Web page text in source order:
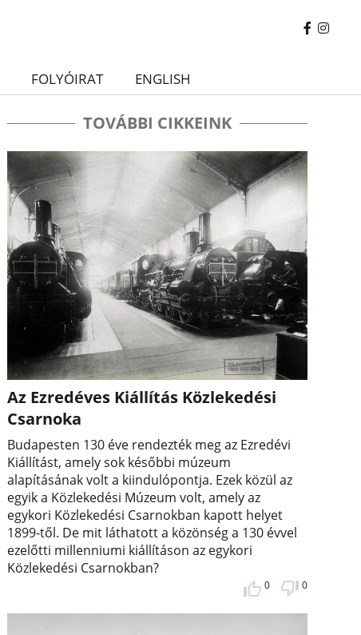
FOLYÓIRAT ENGLISH
TOVÁBBI CIKKEINK
Az Ezredéves Kiállítás Közlekedési
Csarnoka
Budapesten 130 éve rendezték meg az Ezredévi
Kiállítást, amely sok későbbi múzeum
alapításának volt a kiindulópontja. Ezek közül az
egyik a Közlekedési Múzeum volt, amely az
egykori Közlekedési Csarnokban kapott helyet
1899-től. De mit láthatott a közönség a 130 évvel
ezelőtti millenniumi kiállításon az egykori
Közlekedési Csarnokban?
0 0